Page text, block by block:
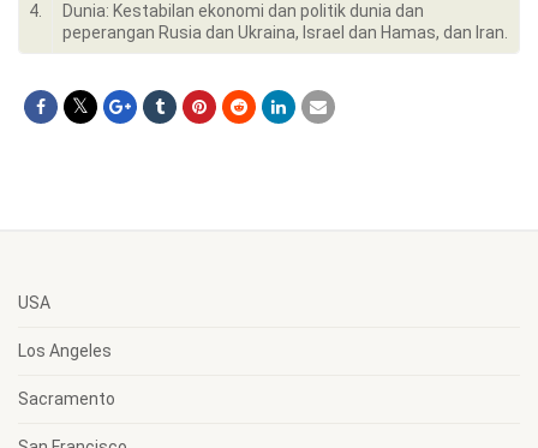
4.
Dunia: Kestabilan ekonomi dan politik dunia dan
peperangan Rusia dan Ukraina, Israel dan Hamas, dan Iran.
USA
Los Angeles
Sacramento